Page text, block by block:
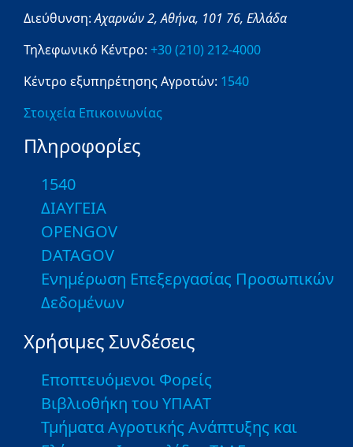
Διεύθυνση:Αχαρνών 2,Αθήνα, 101 76, Ελλάδα
Τηλεφωνικό Κέντρο: +30 (210) 212-4000
Κέντρο εξυπηρέτησης Αγροτών: 1540
Στοιχεία Επικοινωνίας
Πληροφορίες
1540
ΔΙΑΥΓΕΙΑ
OPENGOV
DATAGOV
Ενημέρωση Επεξεργασίας Προσωπικών
Δεδομένων
Χρήσιμες Συνδέσεις
Εποπτευόμενοι Φορείς
Βιβλιοθήκη του ΥΠΑΑΤ
Τμήματα Αγροτικής Ανάπτυξης και